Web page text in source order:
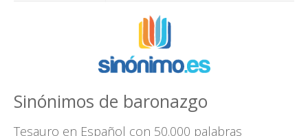
Sinónimos de baronazgo
Tesauro en Español con 50.000 palabras